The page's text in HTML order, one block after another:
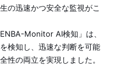
の迅速かつ安全な監視がこ
Monitor AI検知」は、
検知し、迅速な判断を可能
性の両立を実現しました。